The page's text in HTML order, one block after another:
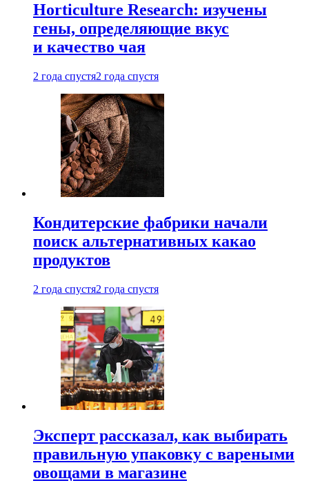
Horticulture Research: изучены
гены, определяющие вкус
и качество чая
2 года спустя2 года спустя
Кондитерские фабрики начали
поиск альтернативных какао
продуктов
2 года спустя2 года спустя
Эксперт рассказал, как выбирать
правильную упаковку с вареными
овощами в магазине